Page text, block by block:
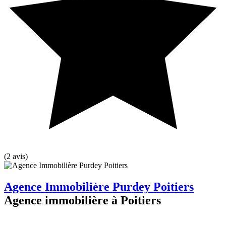
(2 avis)
Agence Immobilière Purdey Poitiers
Agence immobilière à Poitiers